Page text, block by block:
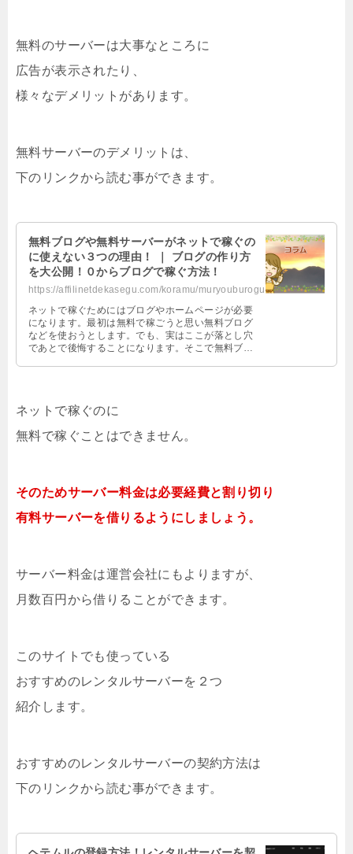
無料のサーバーは大事なところに
広告が表示されたり、
様々なデメリットがあります。
無料サーバーのデメリットは、
下のリンクから読む事ができます。
無料ブログや無料サーバーがネットで稼ぐの
に使えない３つの理由！ ｜ ブログの作り方
を大公開！０からブログで稼ぐ方法！
https://affilinetdekasegu.com/koramu/muryouburogutukaenai.html
ネットで稼ぐためにはブログやホームページが必要
になります。最初は無料で稼ごうと思い無料ブログ
などを使おうとします。でも、実はここが落とし穴
であとで後悔することになります。そこで無料ブロ
ネットで稼ぐのに
無料で稼ぐことはできません。
そのためサーバー料金は必要経費と割り切り
有料サーバーを借りるようにしましょう。
サーバー料金は運営会社にもよりますが、
月数百円から借りることができます。
このサイトでも使っている
おすすめのレンタルサーバーを２つ
紹介します。
おすすめのレンタルサーバーの契約方法は
下のリンクから読む事ができます。